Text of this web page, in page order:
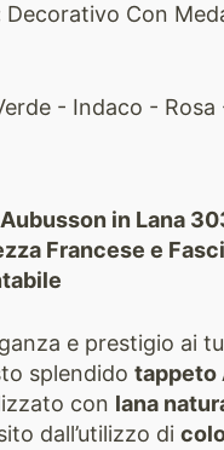
Decorativo Con
- Indaco -
in Lana
Francese e
e prestigio ai
splendido tappeto
con lana
dall’utilizzo di